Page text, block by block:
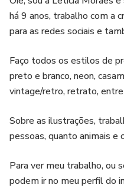
há 9 anos, trabalho com a
para as redes sociais e
Faço todos os estilos de
preto e branco, neon,
vintage/retro, retrato,
Sobre as ilustrações,
pessoas, quanto animais e
Para ver meu trabalho, ou
podem ir no meu perfil do